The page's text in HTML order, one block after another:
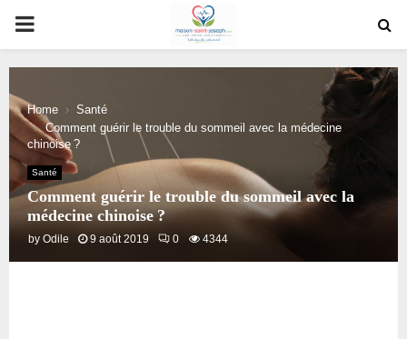
PRIMARY
MENU
Home
Santé
Comment guérir le trouble du sommeil avec la médecine
chinoise ?
Santé
Comment guérir le trouble du sommeil avec la
médecine chinoise ?
by Odile 9 août 2019 0 4344